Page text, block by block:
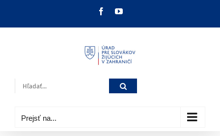
FacebookYouTube
Hľadať:
Prejsť na...